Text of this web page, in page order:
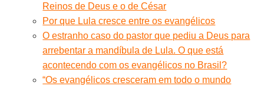
Reinos de Deus e o de César
Por que Lula cresce entre os evangélicos
O estranho caso do pastor que pediu a Deus para
arrebentar a mandíbula de Lula. O que está
acontecendo com os evangélicos no Brasil?
“Os evangélicos cresceram em todo o mundo